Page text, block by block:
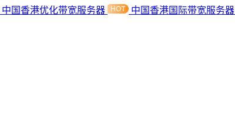
中国香港优化带宽服务器 中国香港国际带宽服务器